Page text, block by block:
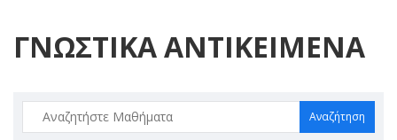
ΓΝΩΣΤΙΚΑ ΑΝΤΙΚΕΙΜΕΝΑ
Αναζήτηση
για: